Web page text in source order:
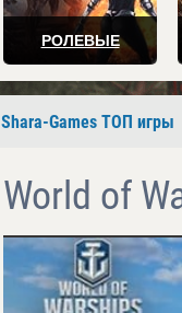
РОЛЕВЫЕ
Shara-Games ТОП игры
World of